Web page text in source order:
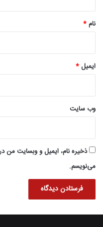
نام*
ایمیل *
وب‌ سایت
ذخیره نام، ایمیل و وبسایت من
می‌نویسم.